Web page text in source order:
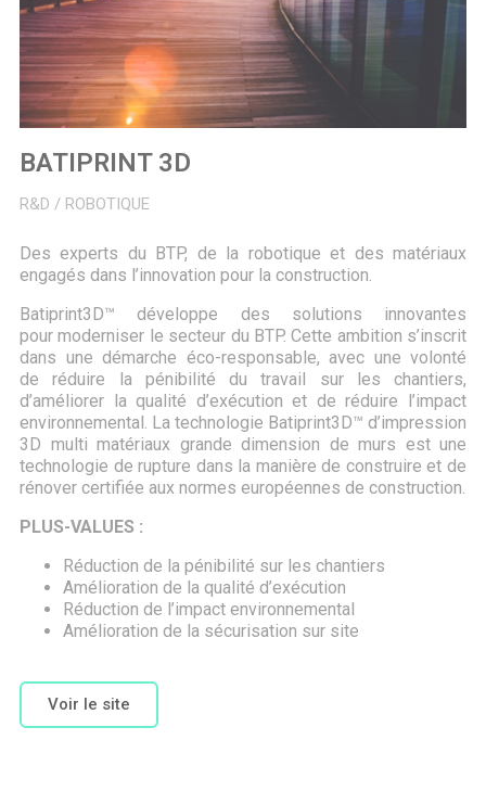
BATIPRINT 3D
R&D / ROBOTIQUE
Des experts du BTP, de la robotique et des matériaux
engagés dans l’innovation pour la construction.
Batiprint3D™ développe des solutions innovantes
pour moderniser le secteur du BTP. Cette ambition s’inscrit
dans une démarche éco-responsable, avec une volonté
de réduire la pénibilité du travail sur les chantiers,
d’améliorer la qualité d’exécution et de réduire l’impact
environnemental. La technologie Batiprint3D™ d’impression
3D multi matériaux grande dimension de murs est une
technologie de rupture dans la manière de construire et de
rénover certifiée aux normes européennes de construction.
PLUS-VALUES :
Réduction de la pénibilité sur les chantiers
Amélioration de la qualité d’exécution
Réduction de l’impact environnemental
Amélioration de la sécurisation sur site
Voir le site